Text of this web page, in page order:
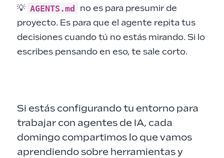
💡 AGENTS.md no es para presumir de
proyecto. Es para que el agente repita tus
decisiones cuando tú no estás mirando. Si lo
escribes pensando en eso, te sale corto.
Si estás configurando tu entorno para
trabajar con agentes de IA, cada
domingo compartimos lo que vamos
aprendiendo sobre herramientas y